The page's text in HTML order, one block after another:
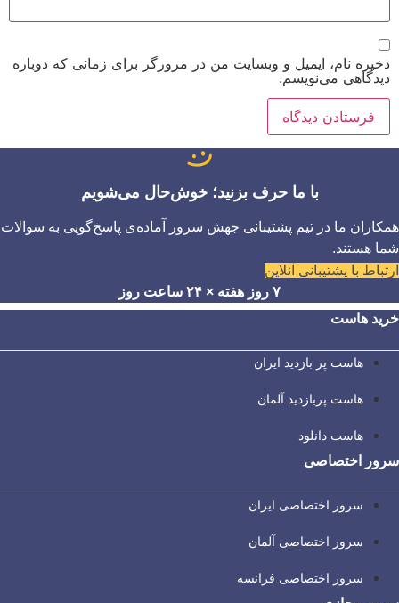
ذخیره نام، ایمیل و وبسایت من در مرورگر برای زمانی که دوباره
دیدگاهی می‌نویسم.
با ما حرف بزنید؛ خوش‌حال می‌شویم
همکاران ما در تیم پشتیبانی جهش سرور آماده‌ی پاسخ‌گویی به سوالات
شما هستند.
ارتباط با پشتیبانی آنلاین
۷ روز هفته × ۲۴ ساعت روز
خرید هاست
هاست پر بازدید ایران
هاست پربازدید آلمان
هاست دانلود
سرور اختصاصی
سرور اختصاصی ایران
سرور اختصاصی آلمان
سرور اختصاصی فرانسه